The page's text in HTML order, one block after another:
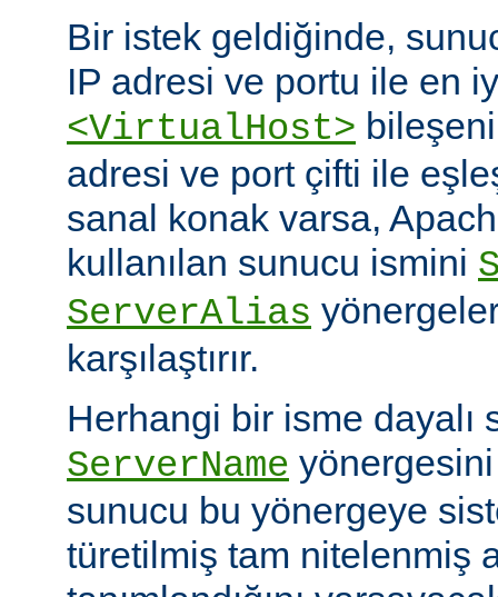
Bir istek geldiğinde,
IP adresi ve portu ile en
<VirtualHost>
adresi ve port çifti ile
sanal konak varsa,
kullanılan sunucu ismini
ServerAlias
karşılaştırır.
Herhangi bir isme dayalı
ServerName
sunucu bu yönergeye
türetilmiş tam nitelenmiş